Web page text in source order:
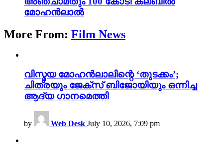
മോഹൻലാൽ
More From: Film News
വിസ്മയ മോഹൻലാലിന്റെ ‘തുടക്കം’;
ചിത്രയും ജേക്സ് ബിജോയിയും ഒന്നിച്ച
ആദ്യ ഗാനമെത്തി
by Web Desk July 10, 2026, 7:09 pm